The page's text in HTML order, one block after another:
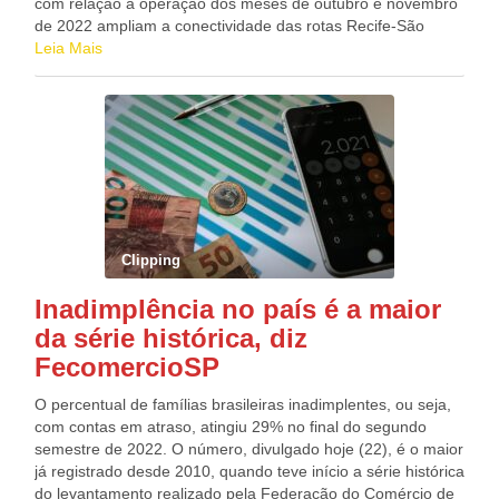
de 2022 ampliam a conectividade das rotas Recife-São
Paulo/Guarulhos (107 voos extras), Recife-Brasília (60 voos
partir de Recife, também são operados voos da LATAM para
São Paulo/Congonhas, Rio de Janeiro/Galeão e Fortaleza.
Mais eficiente após a saída do seu processo de Capítulo 11,
a LATAM tem crescido e liderado o setor aéreo brasileiro há
um ano e meio. Nesse período, reforçou ainda mais seus
investimentos no Brasil, alcançando o maior número de
destinos domésticos da sua história no Brasil (são 54
destinos atualmente contra 44 antes da pandemia) e se
manteve como a empresa que mais voa do País para o
voos diretos). Fonte: Waldynei Passos
Leia Mais
Clipping
Inadimplência no país é a maior
da série histórica, diz
FecomercioSP
O percentual de famílias brasileiras inadimplentes, ou seja,
com contas em atraso, atingiu 29% no final do segundo
semestre de 2022. O número, divulgado hoje (22), é o maior
já registrado desde 2010, quando teve início a série histórica
do levantamento realizado pela Federação do Comércio de